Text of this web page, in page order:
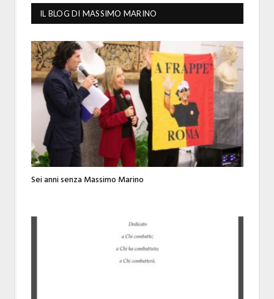
IL BLOG DI MASSIMO MARINO
Sei anni senza Massimo Marino